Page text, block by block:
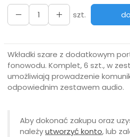
szt.
Wkładki szare z dodatkowym
fonowodu. Komplet, 6 szt., w
umożliwiają prowadzenie
odpowiednim zestawem audio.
Aby dokonać zakupu oraz
należyutworzyć konto, lub